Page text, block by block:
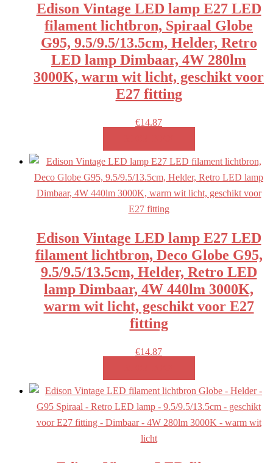
Edison Vintage LED lamp E27 LED
filament lichtbron, Spiraal Globe
G95, 9.5/9.5/13.5cm, Helder, Retro
LED lamp Dimbaar, 4W 280lm
3000K, warm wit licht, geschikt voor
E27 fitting
€14.87
Edison Vintage LED lamp E27 LED
filament lichtbron, Deco Globe G95,
9.5/9.5/13.5cm, Helder, Retro LED
lamp Dimbaar, 4W 440lm 3000K,
warm wit licht, geschikt voor E27
fitting
€14.87